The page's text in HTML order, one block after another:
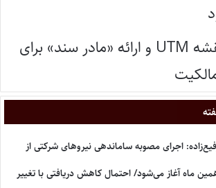
نحوه تهیه نقشه UTM و ارائه «مادر سند» برای
اجرای مصوبه ساماندهی نیروهای شرکتی از
ماه آغاز می‌شود/ احتمال کاهش دریافتی با تغییر